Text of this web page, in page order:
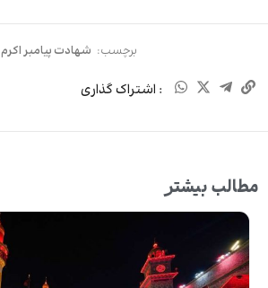
برچسب: شهادت پیامبر اکرم
: اشتراک گذاری
مطالب بیشتر